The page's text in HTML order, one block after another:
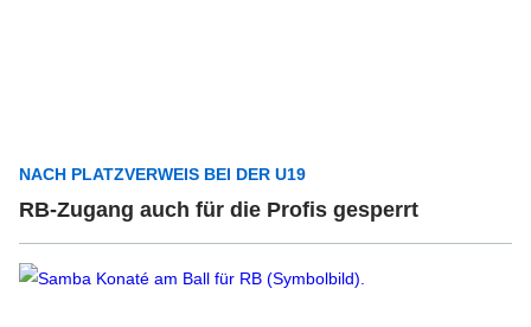
NACH PLATZVERWEIS BEI DER U19
RB-Zugang auch für die Profis gesperrt